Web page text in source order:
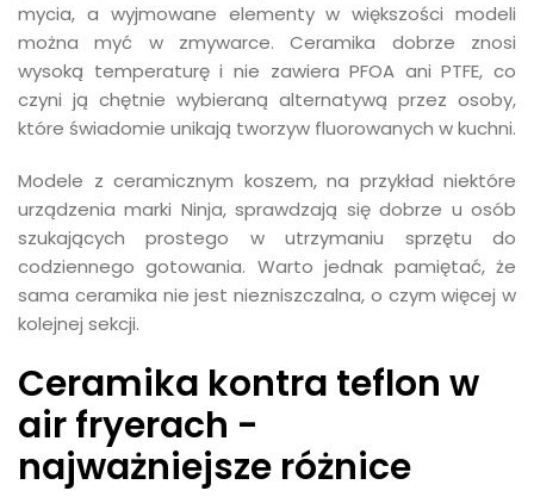
mycia, a wyjmowane elementy w większości modeli
można myć w zmywarce. Ceramika dobrze znosi
wysoką temperaturę i nie zawiera PFOA ani PTFE, co
czyni ją chętnie wybieraną alternatywą przez osoby,
które świadomie unikają tworzyw fluorowanych w kuchni.
Modele z ceramicznym koszem, na przykład niektóre
urządzenia marki Ninja, sprawdzają się dobrze u osób
szukających prostego w utrzymaniu sprzętu do
codziennego gotowania. Warto jednak pamiętać, że
sama ceramika nie jest niezniszczalna, o czym więcej w
kolejnej sekcji.
Ceramika kontra teflon w
air fryerach -
najważniejsze różnice